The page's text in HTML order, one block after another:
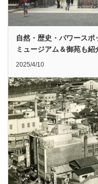
自然・歴史・パワースポ
ミュージアム＆御苑も紹
2025/4/10